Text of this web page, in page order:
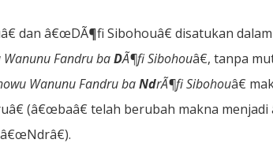
dan â€œDÃ¶fi Sibohouâ€ disatukan
Fandru baDÃ¶fi Sibohouâ€, tanpa
Wanunu Fandru baNdrÃ¶fi Sibohouâ€
(â€œbaâ€ telah berubah makna